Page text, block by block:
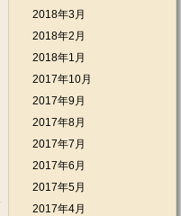
2018年3月
2018年2月
2018年1月
2017年10月
2017年9月
2017年8月
2017年7月
2017年6月
2017年5月
2017年4月